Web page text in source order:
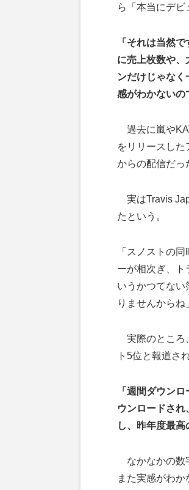
ら「本当にデビ
「それは当然
に売上枚数や
ンだけじゃな
感がわかないの
過去に嵐や
をリリースし
からの配信だっ
実はTravis
たという。
「スノストの
ーが相次ぎ、ト
いうかつてな
りませんからね
実際のところ
ト5位と報道さ
「週間ダウン
ウンロードさ
し、昨年度最高
なかなかの数
また実感がわか